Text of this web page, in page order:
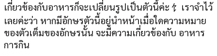
เกี่ยวข้องกับอาหารก็จะเปลี่ยนรูปเป็นตัวนี้ค่ะ 饣เราจำไว้
เลยค่ะว่า หากมีอักษรตัวนี้อยู่นำหน้าเมื่อใดความหมาย
ของตัวเต็มของอักษรนั้น จะมีความเกี่ยวข้องกับ อาหาร
การกิน